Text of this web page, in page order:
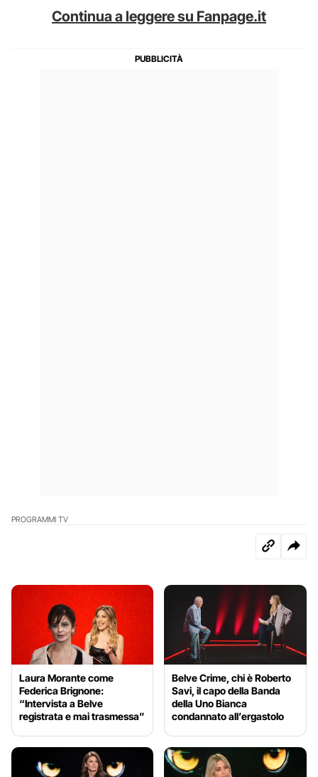
Continua a leggere su Fanpage.it
PROGRAMMI TV
Laura Morante come
Federica Brignone:
“Intervista a Belve
registrata e mai trasmessa”
Belve Crime, chi è Roberto
Savi, il capo della Banda
della Uno Bianca
condannato all’ergastolo